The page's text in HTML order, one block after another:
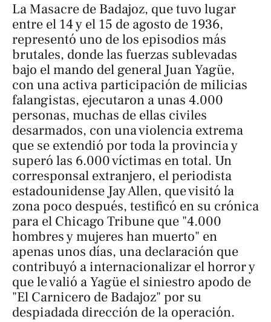
La Masacre de Badajoz, que tuvo lugar
entre el 14 y el 15 de agosto de 1936,
representó uno de los episodios más
brutales, donde las fuerzas sublevadas
bajo el mando del general Juan Yagüe,
con una activa participación de milicias
falangistas, ejecutaron a unas 4.000
personas, muchas de ellas civiles
desarmados, con una violencia extrema
que se extendió por toda la provincia y
superó las 6.000 víctimas en total. Un
corresponsal extranjero, el periodista
estadounidense Jay Allen, que visitó la
zona poco después, testificó en su crónica
para el Chicago Tribune que "4.000
hombres y mujeres han muerto" en
apenas unos días, una declaración que
contribuyó a internacionalizar el horror y
que le valió a Yagüe el siniestro apodo de
"El Carnicero de Badajoz" por su
despiadada dirección de la operación.